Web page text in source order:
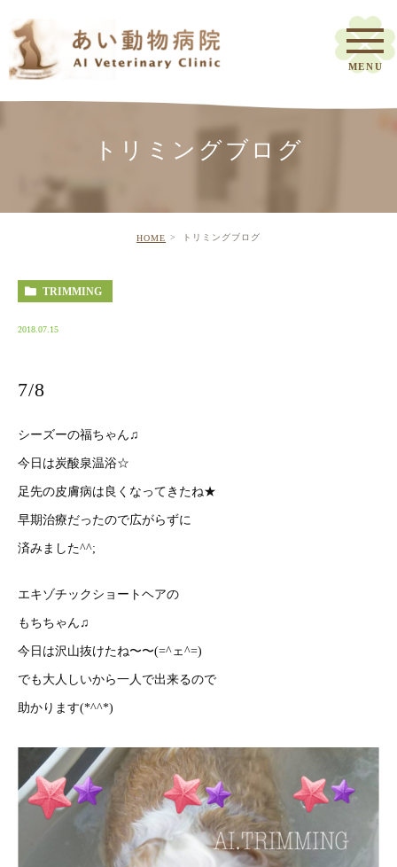
トリミングブログ
HOME トリミングブログ
TRIMMING
2018.07.15
7/8
シーズーの福ちゃん♫
今日は炭酸泉温浴☆
足先の皮膚病は良くなってきたね★
早期治療だったので広がらずに
済みました^^;
エキゾチックショートヘアの
もちちゃん♫
今日は沢山抜けたね〜〜(=^ェ^=)
でも大人しいから一人で出来るので
助かります(*^^*)